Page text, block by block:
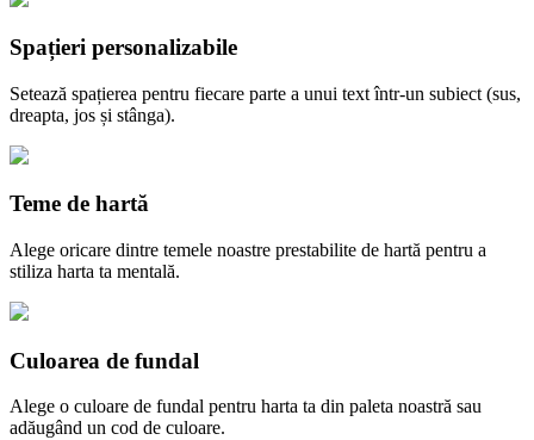
Spațieri personalizabile
Setează spațierea pentru fiecare parte a unui text într-un subiect (sus,
dreapta, jos și stânga).
Teme de hartă
Alege oricare dintre temele noastre prestabilite de hartă pentru a
stiliza harta ta mentală.
Culoarea de fundal
Alege o culoare de fundal pentru harta ta din paleta noastră sau
adăugând un cod de culoare.